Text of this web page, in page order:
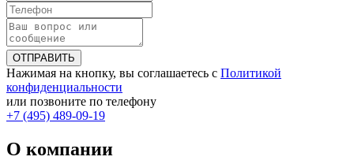
ОТПРАВИТЬ
Нажимая на кнопку, вы соглашаетесь с Политикой
конфиденциальности
или позвоните по телефону
+7 (495) 489-09-19
О компании